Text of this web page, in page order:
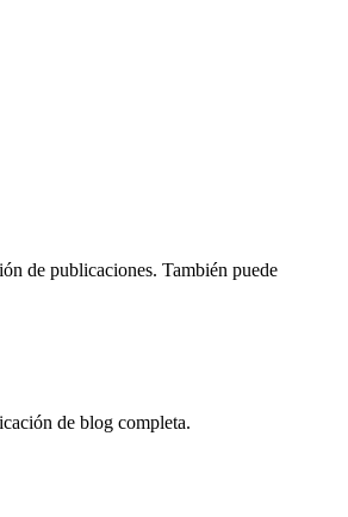
de publicaciones. También puede
de blog completa.